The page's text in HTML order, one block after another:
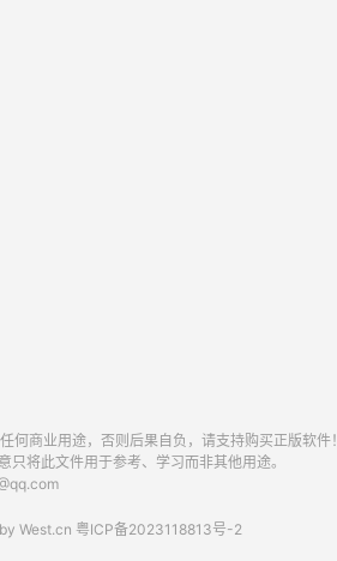
商业用途，否则后果自负，请支持购买正版软件！
将此文件用于参考、学习而非其他用途。
West.cn 粤ICP备2023118813号-2